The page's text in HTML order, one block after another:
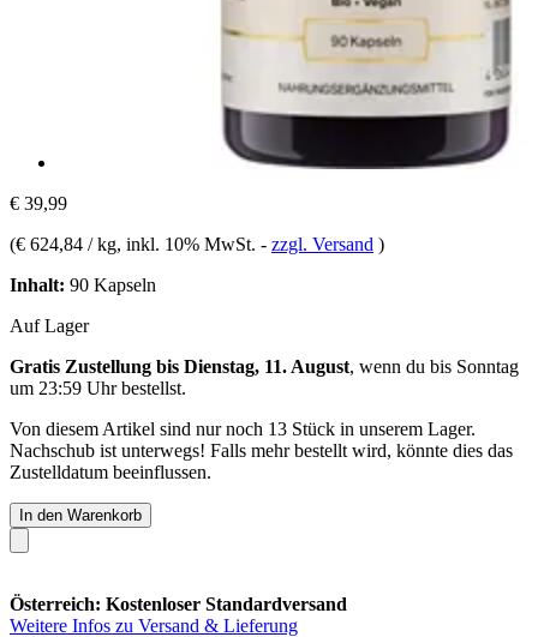
€ 39,99
(€ 624,84 / kg, inkl. 10% MwSt. - zzgl. Versand )
Inhalt: 90 Kapseln
Auf Lager
Gratis Zustellung bis Dienstag, 11. August, wenn du bis Sonntag
um 23:59 Uhrbestellst.
Von diesem Artikel sind nur noch 13 Stück in unserem Lager.
Nachschub ist unterwegs! Falls mehr bestellt wird, könnte dies das
Zustelldatum beeinflussen.
In den Warenkorb
Österreich: Kostenloser Standardversand
Weitere Infos zu Versand & Lieferung